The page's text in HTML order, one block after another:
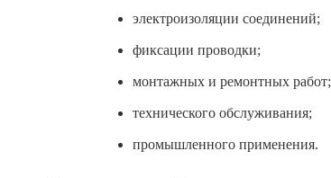
электроизоляции соединений;
фиксации проводки;
монтажных и ремонтных работ;
технического обслуживания;
промышленного применения.